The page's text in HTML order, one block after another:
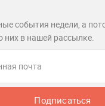
события недели, а
них в нашей рассылке.
Подписаться